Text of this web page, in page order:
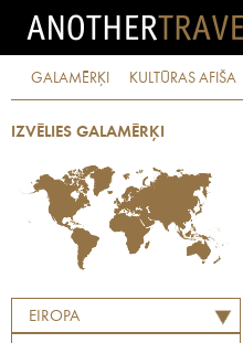
GALAMĒRĶI KULTŪRAS AFIŠA
IZVĒLIES GALAMĒRĶI
EIROPA